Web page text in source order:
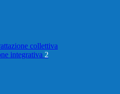
collettiva
integrativa 2